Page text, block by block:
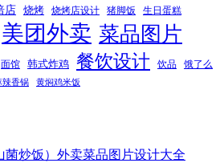
店 烧烤 烧烤店设计 猪脚饭 生日蛋糕
美团外卖 菜品图片
面馆 韩式炸鸡 餐饮设计 饮品 饿了么
辣香锅 黄焖鸡米饭
菌炒饭）外卖菜品图片设计大全